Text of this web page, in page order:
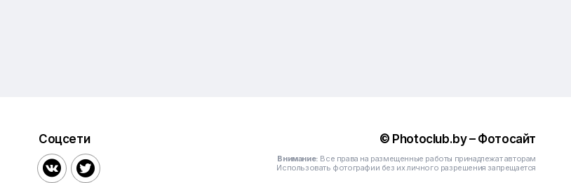
Соцсети
 
© Photoclub.by – Фотосайт
Внимание: Все права на размещенные работы принадлежат авторам
Использовать фотографии без их личного разрешения запрещается